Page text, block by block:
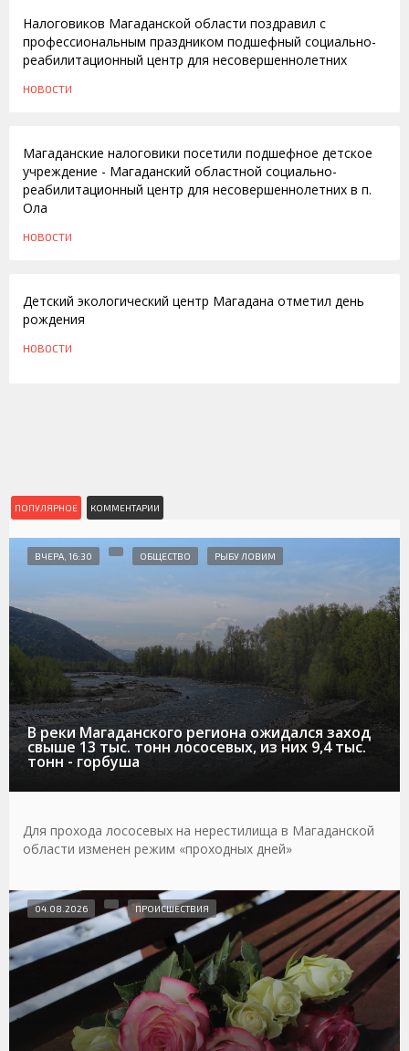
Налоговиков Магаданской области поздравил с
профессиональным праздником подшефный социально-
реабилитационный центр для несовершеннолетних
НОВОСТИ
Магаданские налоговики посетили подшефное детское
учреждение - Магаданский областной социально-
реабилитационный центр для несовершеннолетних в п.
Ола
НОВОСТИ
Детский экологический центр Магадана отметил день
рождения
НОВОСТИ
ПОПУЛЯРНОЕ КОММЕНТАРИИ
В реки Магаданского региона ожидался заход
свыше 13 тыс. тонн лососевых, из них 9,4 тыс.
тонн - горбуша
ВЧЕРА, 16:30 ОБЩЕСТВО РЫБУ ЛОВИМ
Для прохода лососевых на нерестилища в Магаданской
области изменен режим «проходных дней»
04.08.2026 ПРОИСШЕСТВИЯ